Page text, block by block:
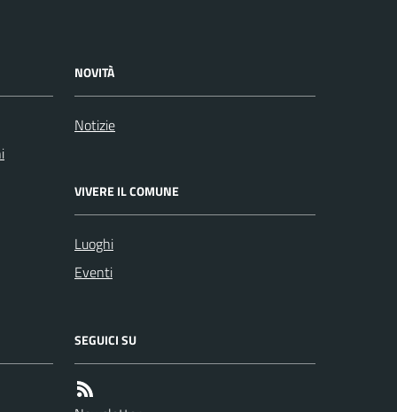
NOVITÀ
Notizie
VIVERE IL COMUNE
Luoghi
Eventi
SEGUICI SU